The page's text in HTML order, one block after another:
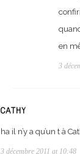
en
3
CATHY
ha il n’y a qu’un t à
3 décembre 2011 at 10:48